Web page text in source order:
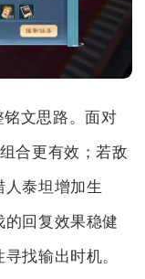
文思路。面对
合更有效；若敌
泰坦增加生
回复效果稳健
找输出时机。